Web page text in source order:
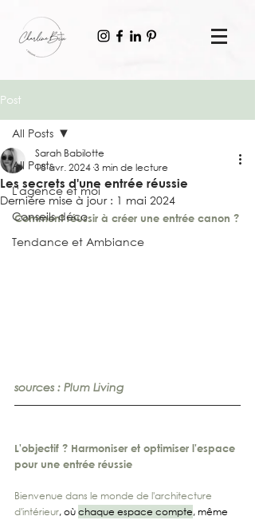
Post
All Posts
L'agence et moi
Conseils déco
Tendance et Ambiance
All Posts
Les secrets d'une entrée réussie
Sarah Babilotte
18 avr. 2024 3 min de lecture
Dernière mise à jour : 1 mai 2024
Comment réussir à créer une entrée canon ?
sources : Plum Living
L'objectif ? Harmoniser et optimiser l'espace
pour une entrée réussie
Bienvenue dans le monde de l'architecture
d'intérieur, où chaque espace compte, même